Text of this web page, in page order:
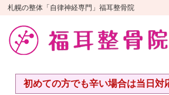
札幌の整体「自律神経専門」福耳整骨院
初めての方でも辛い場合は当日対